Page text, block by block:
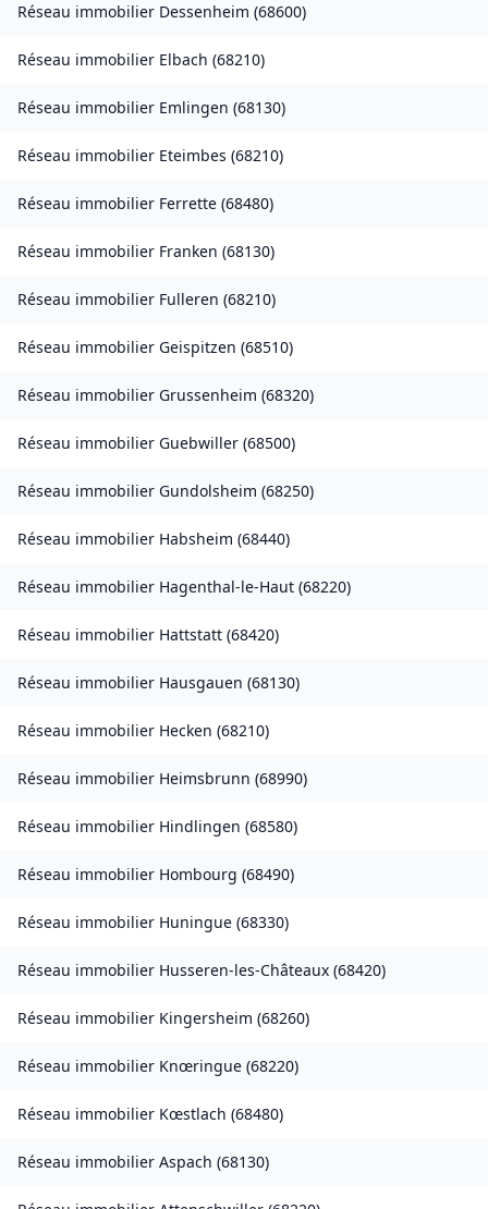
Réseau immobilier Dessenheim (68600)
Réseau immobilier Elbach (68210)
Réseau immobilier Emlingen (68130)
Réseau immobilier Eteimbes (68210)
Réseau immobilier Ferrette (68480)
Réseau immobilier Franken (68130)
Réseau immobilier Fulleren (68210)
Réseau immobilier Geispitzen (68510)
Réseau immobilier Grussenheim (68320)
Réseau immobilier Guebwiller (68500)
Réseau immobilier Gundolsheim (68250)
Réseau immobilier Habsheim (68440)
Réseau immobilier Hagenthal-le-Haut (68220)
Réseau immobilier Hattstatt (68420)
Réseau immobilier Hausgauen (68130)
Réseau immobilier Hecken (68210)
Réseau immobilier Heimsbrunn (68990)
Réseau immobilier Hindlingen (68580)
Réseau immobilier Hombourg (68490)
Réseau immobilier Huningue (68330)
Réseau immobilier Husseren-les-Châteaux (68420)
Réseau immobilier Kingersheim (68260)
Réseau immobilier Knœringue (68220)
Réseau immobilier Kœstlach (68480)
Réseau immobilier Aspach (68130)